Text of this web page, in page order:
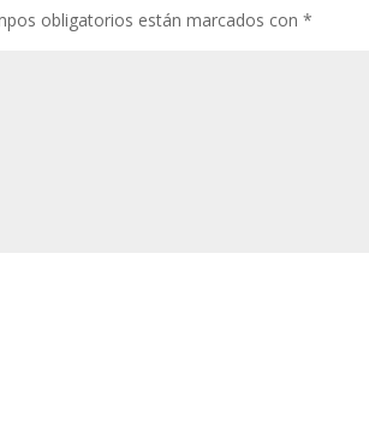
obligatorios están marcados con*